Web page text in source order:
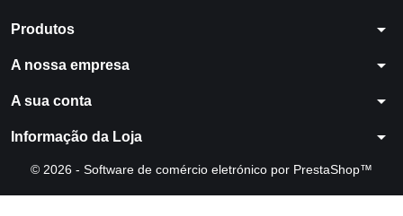
Produtos arrow_drop_down
A nossa empresa arrow_drop_down
A sua conta arrow_drop_down
Informação da Loja arrow_drop_down
© 2026 - Software de comércio eletrónico por PrestaShop™